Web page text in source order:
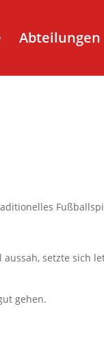
Abteilungen
setzte sich
gehen.